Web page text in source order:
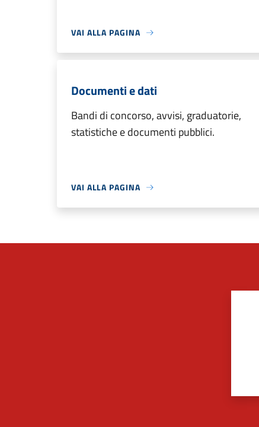
VAI ALLA PAGINA
Documenti e dati
Bandi di concorso, avvisi, graduatorie,
statistiche e documenti pubblici.
VAI ALLA PAGINA